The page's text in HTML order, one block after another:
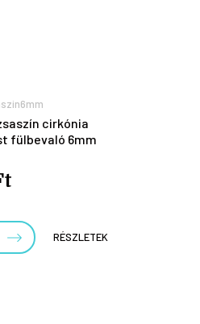
cirkónia
fülbevaló 6mm
RÉSZLETEK